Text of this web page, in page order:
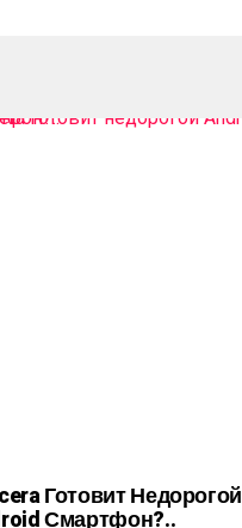
Готовит Недорогой
Смартфон?..